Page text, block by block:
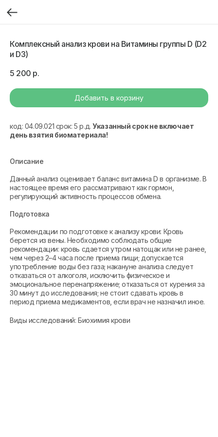
Комплексный анализ крови на Витамины группы D (D2
и D3)
5 200 р.
Добавить в корзину
код: 04.09.021 срок: 5 р.д.Указанный срок не включает
день взятия биоматериала!
Описание
Данный анализ оценивает баланс витамина D в организме. В
настоящее время его рассматривают как гормон,
регулирующий активность процессов обмена.
Подготовка
Рекомендации по подготовке к анализу крови: Кровь
берется из вены. Необходимо соблюдать общие
рекомендации: кровь сдается утром натощак или не ранее,
чем через 2–4 часа после приема пищи; допускается
употребление воды без газа; накануне анализа следует
отказаться от алкоголя, исключить физическое и
эмоциональное перенапряжение; отказаться от курения за
30 минут до исследования; не стоит сдавать кровь в
период приема медикаментов, если врач не назначил иное.
Виды исследований: Биохимия крови